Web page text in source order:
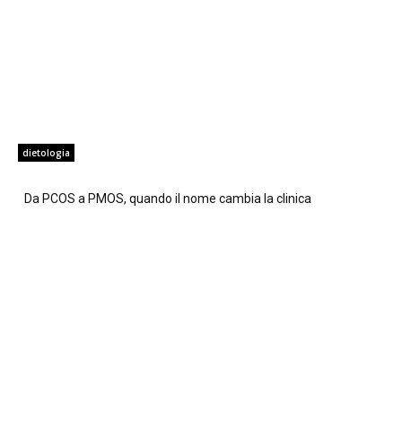
dietologia
Da PCOS a PMOS, quando il nome cambia la clinica